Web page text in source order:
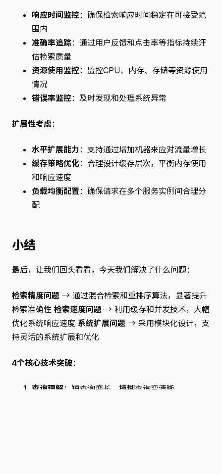
响应时间监控：确保检索响应时间稳定在可接受范
围内
准确率追踪：通过用户反馈和点击率等指标持续评
估检索质量
资源使用监控：监控CPU、内存、存储等资源使用
情况
错误率监控：及时发现和处理系统异常
扩展性考虑：
水平扩展能力：支持通过增加机器来应对流量增长
缓存策略优化：合理设计缓存层次，平衡内存使用
和响应速度
负载均衡配置：确保请求在多个服务实例间合理分
配
小结
最后，让我们回头看看，今天我们解决了什么问题：
检索精度问题 → 通过混合检索和重排序算法，显著提升
检索准确性 检索速度问题 → 利用缓存和并发技术，大幅
优化系统响应速度 系统扩展问题 → 采用模块化设计，支
持灵活的系统扩展和优化
4个核心技术突破：
查询理解：短查询变长，模糊查询变清晰